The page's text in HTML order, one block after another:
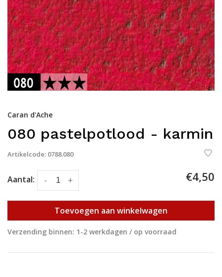
Caran d'Ache
080 pastelpotlood - karmin
Artikelcode: 0788.080
Aantal: +
- €4,50
Toevoegen aan winkelwagen
Verzending binnen: 1-2 werkdagen / op voorraad